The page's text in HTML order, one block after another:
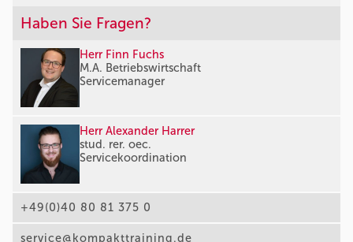
Haben Sie Fragen?
Herr Finn Fuchs
M.A. Betriebswirtschaft
Servicemanager
Herr Alexander Harrer
stud. rer. oec.
Servicekoordination
+49(0)40 80 81 375 0
service@kompakttraining.de